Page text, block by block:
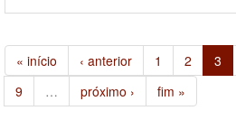
« início ‹ anterior 1 2 3
9
… próximo › fim »